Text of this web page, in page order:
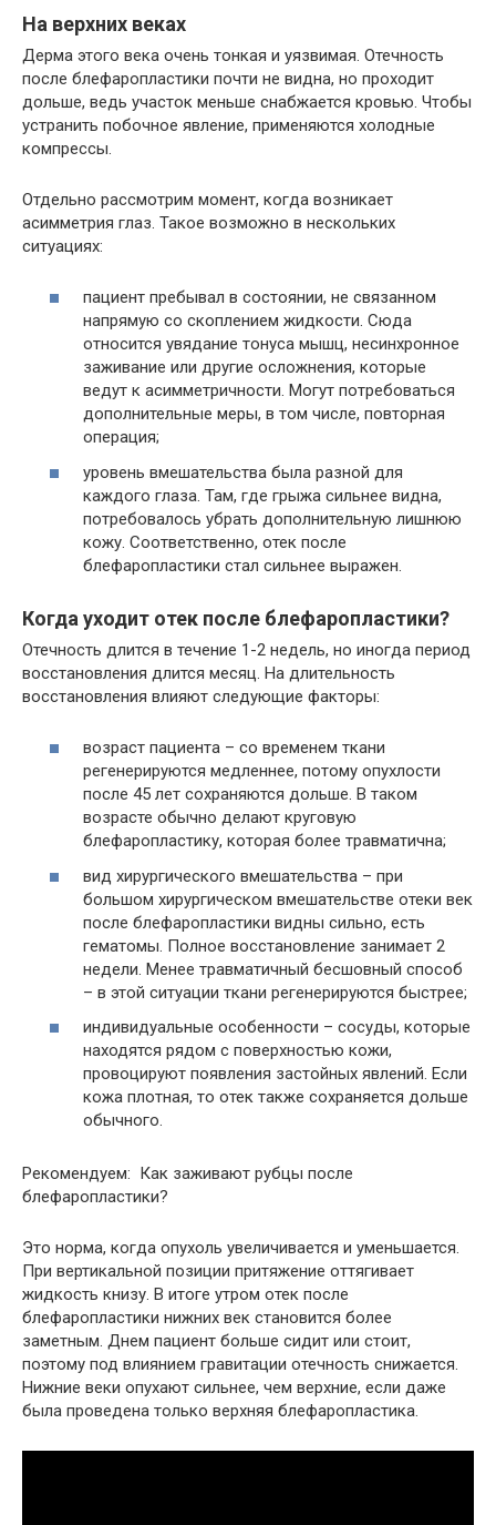
На верхних веках
Дерма этого века очень тонкая и уязвимая. Отечность
после блефаропластики почти не видна, но проходит
дольше, ведь участок меньше снабжается кровью. Чтобы
устранить побочное явление, применяются холодные
компрессы.
Отдельно рассмотрим момент, когда возникает
асимметрия глаз. Такое возможно в нескольких
ситуациях:
пациент пребывал в состоянии, не связанном
напрямую со скоплением жидкости. Сюда
относится увядание тонуса мышц, несинхронное
заживание или другие осложнения, которые
ведут к асимметричности. Могут потребоваться
дополнительные меры, в том числе, повторная
операция;
уровень вмешательства была разной для
каждого глаза. Там, где грыжа сильнее видна,
потребовалось убрать дополнительную лишнюю
кожу. Соответственно, отек после
блефаропластики стал сильнее выражен.
Когда уходит отек после блефаропластики?
Отечность длится в течение 1-2 недель, но иногда период
восстановления длится месяц. На длительность
восстановления влияют следующие факторы:
возраст пациента – со временем ткани
регенерируются медленнее, потому опухлости
после 45 лет сохраняются дольше. В таком
возрасте обычно делают круговую
блефаропластику, которая более травматична;
вид хирургического вмешательства – при
большом хирургическом вмешательстве отеки век
после блефаропластики видны сильно, есть
гематомы. Полное восстановление занимает 2
недели. Менее травматичный бесшовный способ
– в этой ситуации ткани регенерируются быстрее;
индивидуальные особенности – сосуды, которые
находятся рядом с поверхностью кожи,
провоцируют появления застойных явлений. Если
кожа плотная, то отек также сохраняется дольше
обычного.
Рекомендуем: Как заживают рубцы после
блефаропластики?
Это норма, когда опухоль увеличивается и уменьшается.
При вертикальной позиции притяжение оттягивает
жидкость книзу. В итоге утром отек после
блефаропластики нижних век становится более
заметным. Днем пациент больше сидит или стоит,
поэтому под влиянием гравитации отечность снижается.
Нижние веки опухают сильнее, чем верхние, если даже
была проведена только верхняя блефаропластика.